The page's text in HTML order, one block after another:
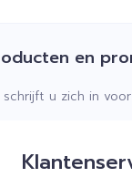
en
u zich in